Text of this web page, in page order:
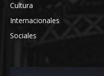
Cultura
Internacionales
Sociales